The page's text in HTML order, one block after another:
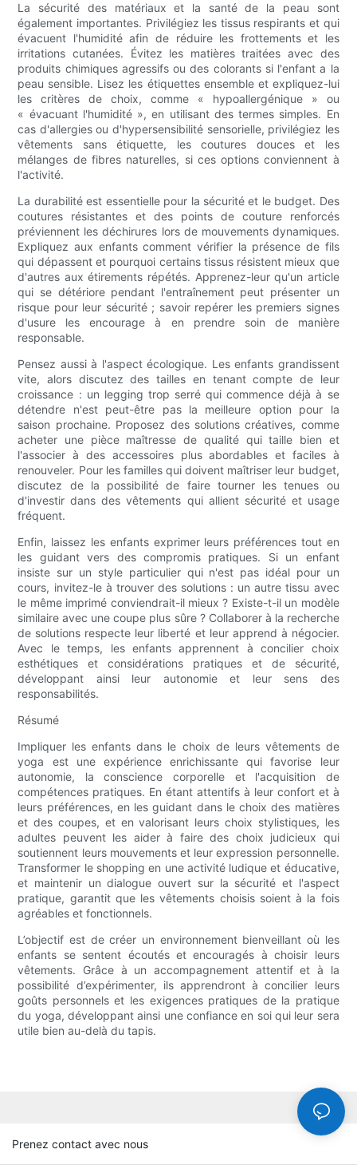
La sécurité des matériaux et la santé de la peau sont
également importantes. Privilégiez les tissus respirants et qui
évacuent l'humidité afin de réduire les frottements et les
irritations cutanées. Évitez les matières traitées avec des
produits chimiques agressifs ou des colorants si l'enfant a la
peau sensible. Lisez les étiquettes ensemble et expliquez-lui
les critères de choix, comme « hypoallergénique » ou
« évacuant l'humidité », en utilisant des termes simples. En
cas d'allergies ou d'hypersensibilité sensorielle, privilégiez les
vêtements sans étiquette, les coutures douces et les
mélanges de fibres naturelles, si ces options conviennent à
l'activité.
La durabilité est essentielle pour la sécurité et le budget. Des
coutures résistantes et des points de couture renforcés
préviennent les déchirures lors de mouvements dynamiques.
Expliquez aux enfants comment vérifier la présence de fils
qui dépassent et pourquoi certains tissus résistent mieux que
d'autres aux étirements répétés. Apprenez-leur qu'un article
qui se détériore pendant l'entraînement peut présenter un
risque pour leur sécurité ; savoir repérer les premiers signes
d'usure les encourage à en prendre soin de manière
responsable.
Pensez aussi à l'aspect écologique. Les enfants grandissent
vite, alors discutez des tailles en tenant compte de leur
croissance : un legging trop serré qui commence déjà à se
détendre n'est peut-être pas la meilleure option pour la
saison prochaine. Proposez des solutions créatives, comme
acheter une pièce maîtresse de qualité qui taille bien et
l'associer à des accessoires plus abordables et faciles à
renouveler. Pour les familles qui doivent maîtriser leur budget,
discutez de la possibilité de faire tourner les tenues ou
d'investir dans des vêtements qui allient sécurité et usage
fréquent.
Enfin, laissez les enfants exprimer leurs préférences tout en
les guidant vers des compromis pratiques. Si un enfant
insiste sur un style particulier qui n'est pas idéal pour un
cours, invitez-le à trouver des solutions : un autre tissu avec
le même imprimé conviendrait-il mieux ? Existe-t-il un modèle
similaire avec une coupe plus sûre ? Collaborer à la recherche
de solutions respecte leur liberté et leur apprend à négocier.
Avec le temps, les enfants apprennent à concilier choix
esthétiques et considérations pratiques et de sécurité,
développant ainsi leur autonomie et leur sens des
responsabilités.
Résumé
Impliquer les enfants dans le choix de leurs vêtements de
yoga est une expérience enrichissante qui favorise leur
autonomie, la conscience corporelle et l'acquisition de
compétences pratiques. En étant attentifs à leur confort et à
leurs préférences, en les guidant dans le choix des matières
et des coupes, et en valorisant leurs choix stylistiques, les
adultes peuvent les aider à faire des choix judicieux qui
soutiennent leurs mouvements et leur expression personnelle.
Transformer le shopping en une activité ludique et éducative,
et maintenir un dialogue ouvert sur la sécurité et l'aspect
pratique, garantit que les vêtements choisis soient à la fois
agréables et fonctionnels.
L’objectif est de créer un environnement bienveillant où les
enfants se sentent écoutés et encouragés à choisir leurs
vêtements. Grâce à un accompagnement attentif et à la
possibilité d’expérimenter, ils apprendront à concilier leurs
goûts personnels et les exigences pratiques de la pratique
du yoga, développant ainsi une confiance en soi qui leur sera
utile bien au-delà du tapis.
Prenez contact avec nous